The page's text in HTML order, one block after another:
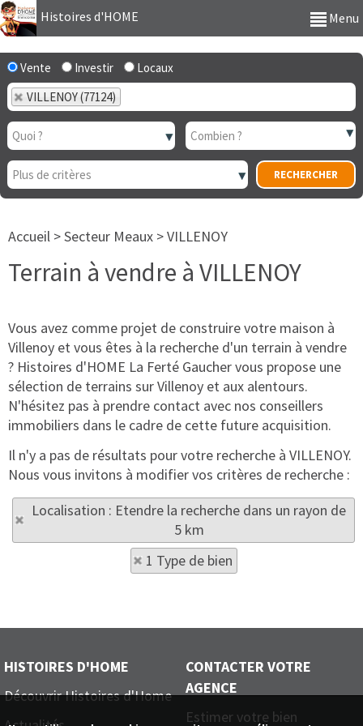
Histoires d'HOME Menu
Vente Investir
Locaux
VILLENOY (77124)
Accueil >Secteur Meaux >VILLENOY
Terrain à vendre à VILLENOY
Vous avez comme projet de construire votre maison à
Villenoy et vous êtes à la recherche d'un terrain à vendre
? Histoires d'HOME La Ferté Gaucher vous propose une
sélection de terrains sur Villenoy et aux alentours.
N'hésitez pas à prendre contact avec nos conseillers
immobiliers dans le cadre de cette future acquisition.
Il n'y a pas de résultats pour votre recherche à VILLENOY.
Nous vous invitons à modifier vos critères de recherche :
Localisation : Etendre la recherche dans un rayon de
5 km
1 Type de bien
HISTOIRES D'HOME
Découvrir Histoires d'Home
CONTACTER VOTRE
AGENCE
Estimer votre bien